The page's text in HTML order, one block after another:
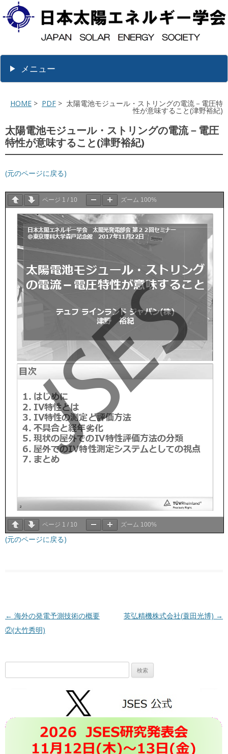
メニュー
HOME > PDF > 太陽電池モジュール・ストリングの電流－電圧特
性が意味すること(津野裕紀)
太陽電池モジュール・ストリングの電流－電圧
特性が意味すること(津野裕紀)
(元のページに戻る)
ページ 1 / 10 ズーム 100%
ページ 1 / 10 ズーム 100%
(元のページに戻る)
投稿ナビゲーション
← 海外の発電予測技術の概要
②(大竹秀明)
英弘精機株式会社(蓑田光博) →
索: